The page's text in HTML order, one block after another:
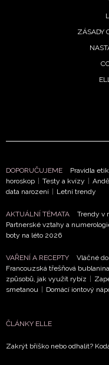
ZÁSADY
DOPORUČUJEME Pravidla
horoskop | Testy a kvízy |
data narození | Letní trendy
AKTUÁLNÍ TÉMATA Trendy v
Partnerské vztahy a
boty na léto 2026
VAŘENÍ A RECEPTY Vláčné
Francouzská třešňová
způsobů, jak využít rybíz |
smetanou | Domácí iontový
ČLÁNKY ELLE
Zakrýt bříško nebo odhalit?